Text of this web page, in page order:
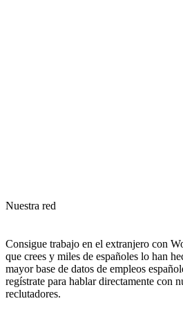
Nuestra red
Consigue trabajo en el extranjero con
que crees y miles de españoles lo han
mayor base de datos de empleos
regístrate para hablar directamente con
reclutadores.